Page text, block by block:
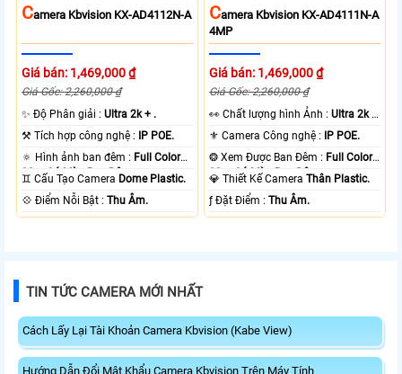
CAmera Kbvision KX-AD4112N-A
Giá bán: 1,469,000 ₫
Giá Gốc: 2,260,000 ₫
✨ Độ Phân giải :Ultra 2k + .
⚒ Tích hợp công nghệ : IP POE.
🔅 Hình ảnh ban đêm : Full Color
30m Có Màu Ban Ðêm.
♊ Cấu Tạo Camera Dome Plastic.
️💠 Điểm Nỗi Bật :Thu Âm.
CAmera Kbvision KX-AD4111N-A
4MP
Giá bán: 1,469,000 ₫
Giá Gốc: 2,260,000 ₫
️👀 Chất lượng hình Ảnh :Ultra 2k +
⚜️ Camera Công nghệ : IP POE.
❂ Xem Được Ban Đêm : Full Color
30m Có Màu Ban Ðêm.
💎 Thiết Kế CameraThân Plastic.
️ƒ Đặt Điểm :Thu Âm.
TIN TỨC CAMERA MỚI NHẤT
Cách Lấy Lại Tài Khoản Camera Kbvision (Kabe View)
Hướng Dẫn Đổi Mật Khẩu Camera Kbvision Trên Máy Tính